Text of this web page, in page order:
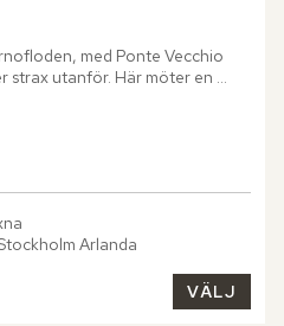
med Ponte Vecchio
strax utanför. Här möter en
och brunt en omfattande...
Arlanda
VÄLJ